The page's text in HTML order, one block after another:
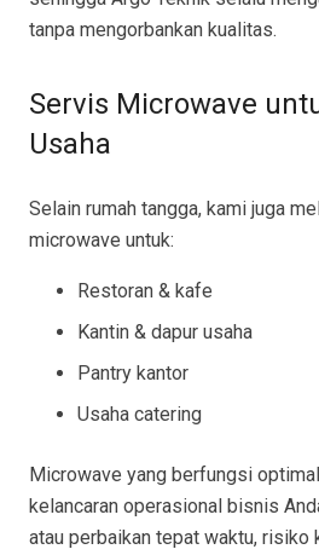
tanpa mengorbankan kualitas.
Servis Microwave
Usaha
Selain rumah tangga, kami juga
microwave untuk:
Restoran & kafe
Kantin & dapur usaha
Pantry kantor
Usaha catering
Microwave yang berfungsi
kelancaran operasional bisnis
atau perbaikan tepat waktu, risiko